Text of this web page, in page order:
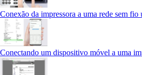
Conexão da impressora a uma rede sem fio
Conectando um dispositivo móvel a uma